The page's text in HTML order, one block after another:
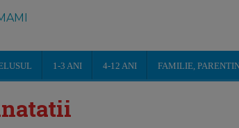
1-3 ANI 4-12 ANI FAMILIE,